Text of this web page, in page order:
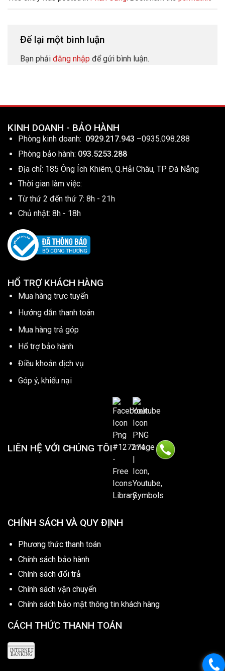
Để lại một bình luận
Bạn phải đăng nhập để gửi bình luận.
KINH DOANH - BẢO HÀNH
Phòng kinh doanh: 0929.217.943 –0935.098.288
Phòng bảo hành: 093.5253.288
Địa chỉ: 185 Ông Ích Khiêm, Q.Hải Châu, TP Đà Nẵng
Thời gian làm việc:
Từ thứ 2 đến thứ 7: 8h - 21h
Chủ nhật: 8h - 18h
HỔ TRỢ KHÁCH HÀNG
Mua hàng trực tuyến
Hướng dẫn thanh toán
Mua hàng trả góp
Hổ trợ bảo hành
Điều khoản dịch vụ
Góp ý, khiếu nại
LIÊN HỆ VỚI CHÚNG TÔI
CHÍNH SÁCH VÀ QUY ĐỊNH
Phương thức thanh toán
Chính sách bảo hành
Chính sách đổi trả
Chính sách vận chuyển
Chính sách bảo mật thông tin khách hàng
CÁCH THỨC THANH TOÁN